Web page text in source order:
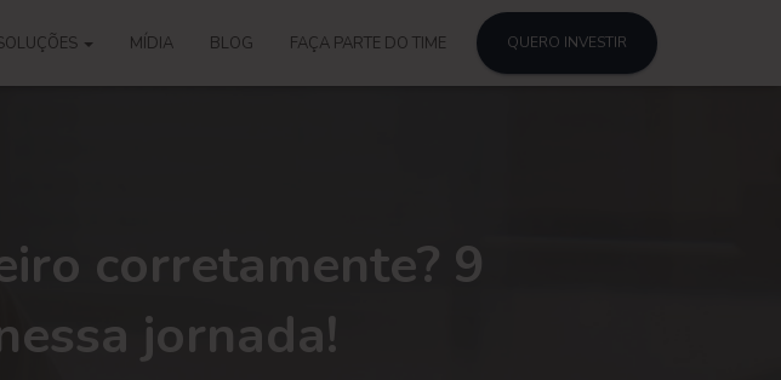
MÍDIA BLOG FAÇA PARTE DO TIME QUERO INVESTIR
corretamente? 9
jornada!